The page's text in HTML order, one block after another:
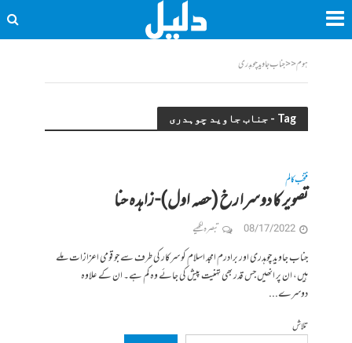
ہوم<<جناب جاوید چوہدری
Tag - جناب جاوید چوہدری
منتخب کالم
تصویر کا دوسرا رخ (حصہ اول)- زاہدہ حنا
08/17/2022 تبصرہ لکھیے
جناب جاوید چوہدری اور برادرم امجد اسلام کو سرکار کی طرف سے جو قومی اعزازات ملے
ہیں، ان پر انھیں جس قدر بھی تہنیت پیش کی جائے وہ کم ہے۔ ان کے علاوہ
دوسرے...
تلاش